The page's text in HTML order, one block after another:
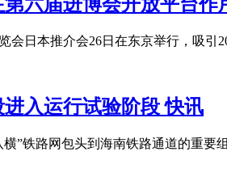
第六届进博会开放平台作
会日本推介会26日在东京举行，吸引
入运行试验阶段 快讯
”铁路网包头到海南铁路通道的重要